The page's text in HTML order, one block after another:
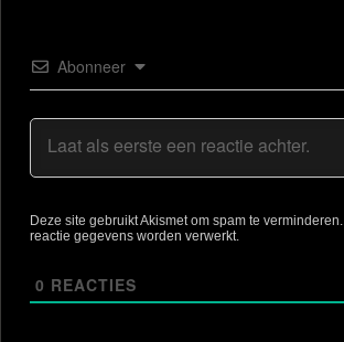
Abonneer
Deze site gebruikt Akismet om spam te verminderen.
reactie gegevens worden verwerkt.
0 REACTIES